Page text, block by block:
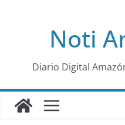
al
Noti
Diario Digital